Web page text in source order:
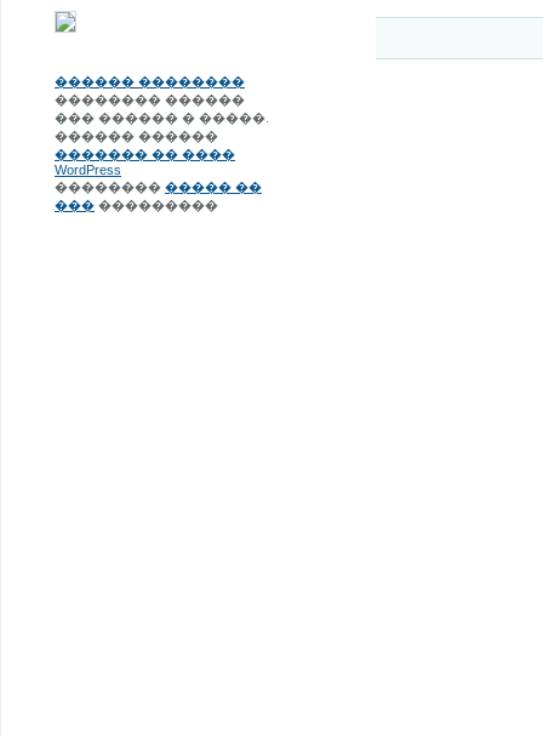
������ ��������
�������� ������
��� ������ � �����.
������ ������
������� �� ����
WordPress
�������� ����� ��
��� ���������